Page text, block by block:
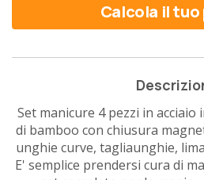
Calcola il tuo
Set manicure 4 pezzi in acciaio
di bamboo con chiusura
unghie curve, tagliaunghie,
E' semplice prendersi cura di